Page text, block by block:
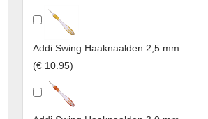
Addi Swing Haaknaalden 2,5 mm
(€ 10.95)